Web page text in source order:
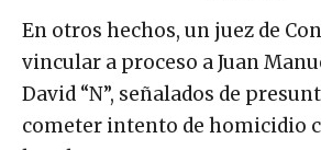
En otros hechos, un juez de
vincular a proceso a Juan
David “N”, señalados de
cometer intento de homicidio